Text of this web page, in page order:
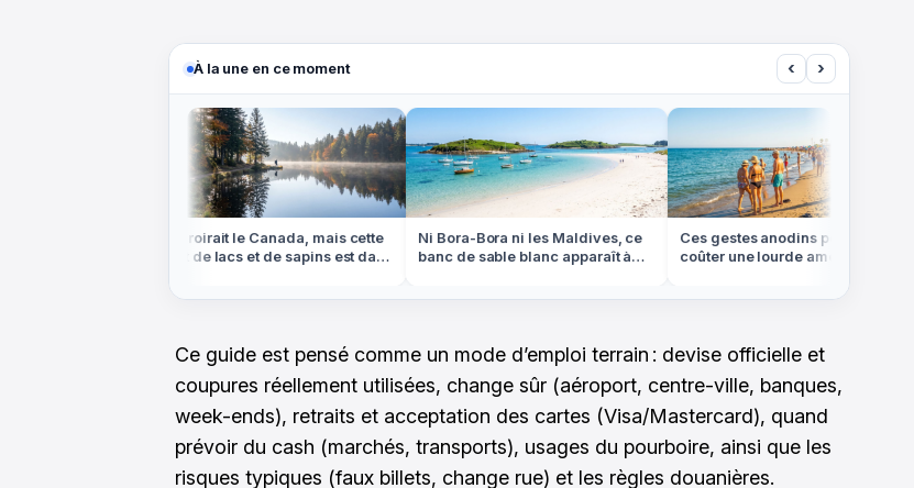
À la une en ce moment ‹ ›
On croirait le Canada, mais cette
forêt de lacs et de sapins est dans
Ni Bora-Bora ni les Maldives, ce
banc de sable blanc apparaît à
Ces gestes anodins peuvent vous
coûter une lourde amende à
Ce guide est pensé comme un mode d’emploi terrain : devise officielle et
coupures réellement utilisées, change sûr (aéroport, centre-ville, banques,
week-ends), retraits et acceptation des cartes (Visa/Mastercard), quand
prévoir du cash (marchés, transports), usages du pourboire, ainsi que les
risques typiques (faux billets, change rue) et les règles douanières.